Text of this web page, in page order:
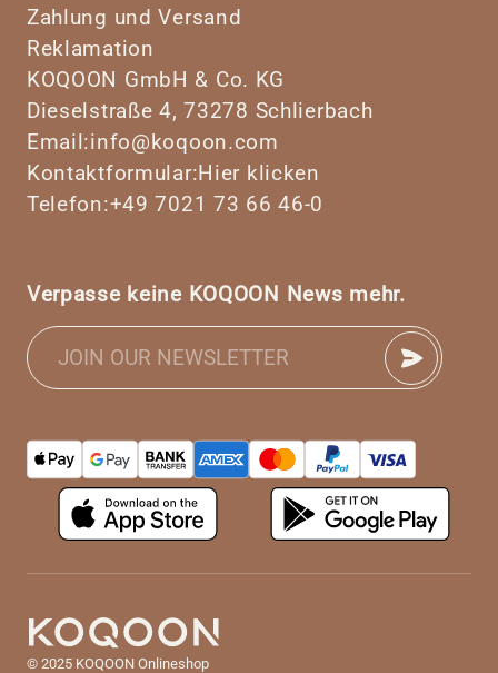
Zahlung und Versand
Reklamation
KOQOON GmbH & Co. KG
Dieselstraße 4, 73278 Schlierbach
Email:info@koqoon.com
Kontaktformular:Hier klicken
Telefon:+49 7021 73 66 46-0
Verpasse keine KOQOON News mehr.
© 2025 KOQOON Onlineshop